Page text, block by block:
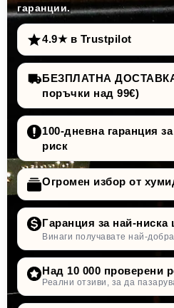
гаранции.
4.9★ в Trustpilot
БЕЗПЛАТНА ДОСТАВКА
поръчки над 99€)
100-дневна гаранция
риск
Огромен избор от
Гаранция за най-ниска
Винаги получавате най-
Над 10 000 проверени
Реални отзиви, за да